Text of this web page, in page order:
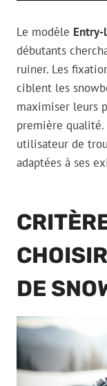
Le modèle
débutants
ruiner. Les
ciblent les
maximiser leurs
première qualité.
utilisateur de
adaptées à ses
DE